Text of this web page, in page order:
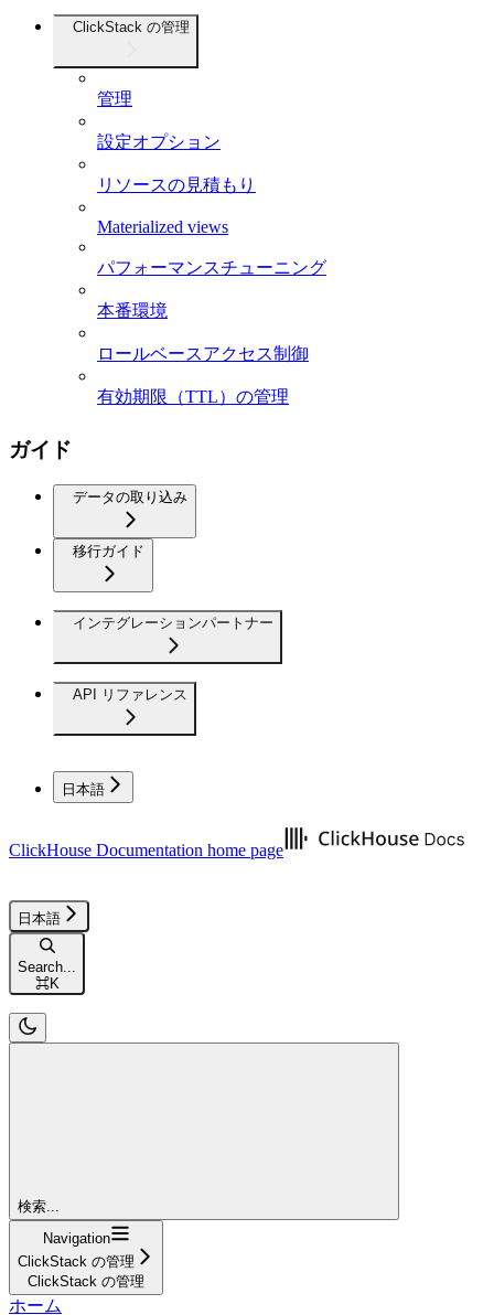
ClickStack の管理
管理
設定オプション
リソースの見積もり
Materialized views
パフォーマンスチューニング
本番環境
ロールベースアクセス制御
有効期限（TTL）の管理
ガイド
データの取り込み
移行ガイド
インテグレーションパートナー
API リファレンス
日本語
ClickHouse Documentation home page
日本語
Search...
⌘K
検索...
Navigation
ClickStack の管理
ClickStack の管理
ホーム